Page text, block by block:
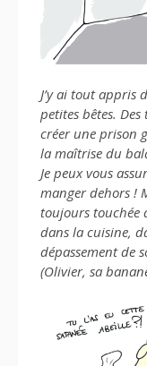
J’y ai tout appris
petites bêtes.
créer une prison
la maîtrise du
Je peux vous
manger dehors !
toujours touchée
dans la cuisine,
dépassement de
(Olivier, sa